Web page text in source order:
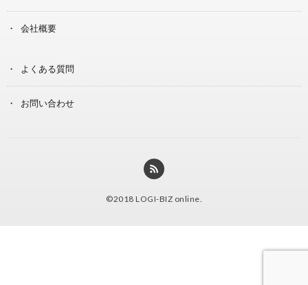
会社概要
よくある質問
お問い合わせ
©2018 LOGI-BIZ online